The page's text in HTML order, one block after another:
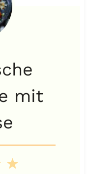
mit
5
4